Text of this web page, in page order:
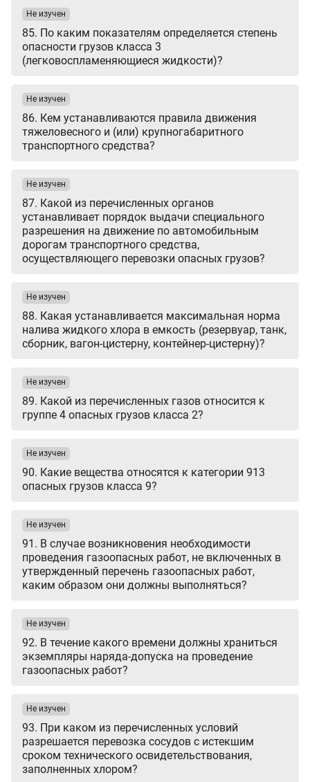
85. По каким показателям определяется степень
опасности грузов класса 3
(легковоспламеняющиеся жидкости)?
Не изучен
86. Кем устанавливаются правила движения
тяжеловесного и (или) крупногабаритного
транспортного средства?
Не изучен
87. Какой из перечисленных органов
устанавливает порядок выдачи специального
разрешения на движение по автомобильным
дорогам транспортного средства,
осуществляющего перевозки опасных грузов?
Не изучен
88. Какая устанавливается максимальная норма
налива жидкого хлора в емкость (резервуар, танк,
сборник, вагон-цистерну, контейнер-цистерну)?
Не изучен
89. Какой из перечисленных газов относится к
группе 4 опасных грузов класса 2?
Не изучен
90. Какие вещества относятся к категории 913
опасных грузов класса 9?
Не изучен
91. В случае возникновения необходимости
проведения газоопасных работ, не включенных в
утвержденный перечень газоопасных работ,
каким образом они должны выполняться?
Не изучен
92. В течение какого времени должны храниться
экземпляры наряда-допуска на проведение
газоопасных работ?
Не изучен
93. При каком из перечисленных условий
разрешается перевозка сосудов с истекшим
сроком технического освидетельствования,
заполненных хлором?
Не изучен